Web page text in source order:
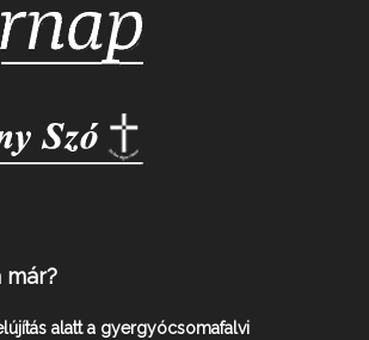
már?
alatt a gyergyócsomafalvi